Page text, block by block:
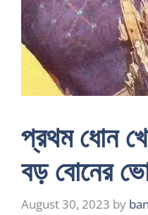
প্রথম ধোন
বড় বোনের
August 30, 2023 by